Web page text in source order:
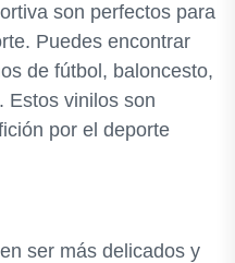
son perfectos para
Puedes encontrar
de fútbol, baloncesto,
Estos vinilos son
por el deporte
ser más delicados y